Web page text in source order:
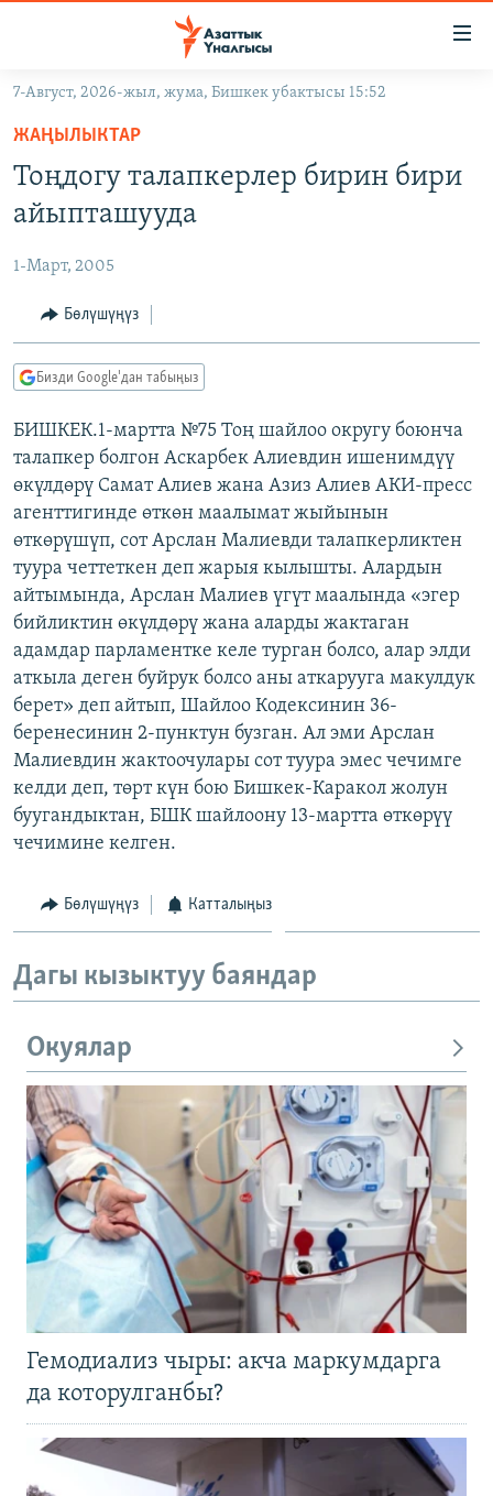
Навигацияга
өтүңүз
Издөөгө
салыңызКЫРГЫЗСТАН
ЭКОНОМИКА
МАДАНИЯТ
ДҮЙНӨ
БОРБОР АЗИЯ
АТАЙЫН ИЛИКТӨӨ
ТВ ПРОГРАММАЛАР
ЭКСПЕРТТЕР ТАЛДАЙТ
БИЗ ЖАНА ДҮЙНӨ
ДАНИСТЕ
ЭЖЕ-СИҢДИЛЕР
АЗАТТЫК+
ЫҢГАЙСЫЗ СУРООЛОР
ӨЗГӨЧӨ ПИКИР
Русский
ОНЛАЙН ШЕРИНЕ
ЭЕ/АРнун бардык сайттары
7-Август, 2026-жыл, жума, Бишкек убактысы 15:52
ЖАҢЫЛЫКТАР
Тоңдогу талапкерлер бирин бири
айыпташууда
1-Март, 2005
Бөлүшүңүз
Бизди Google'дан табыңыз
БИШКЕК.1-мартта №75 Тоң шайлоо округу боюнча
талапкер болгон Аскарбек Алиевдин ишенимдүү
өкүлдөрү Самат Алиев жана Азиз Алиев АКИ-пресс
агенттигинде өткөн маалымат жыйынын
өткөрүшүп, сот Арслан Малиевди талапкерликтен
туура четтеткен деп жарыя кылышты. Алардын
айтымында, Арслан Малиев үгүт маалында «эгер
бийликтин өкүлдөрү жана аларды жактаган
адамдар парламентке келе турган болсо, алар элди
аткыла деген буйрук болсо аны аткарууга макулдук
берет» деп айтып, Шайлоо Кодексинин 36-
беренесинин 2-пунктун бузган. Ал эми Арслан
Малиевдин жактоочулары сот туура эмес чечимге
келди деп, төрт күн бою Бишкек-Каракол жолун
буугандыктан, БШК шайлоону 13-мартта өткөрүү
чечимине келген.
Бөлүшүңүз Катталыңыз
Дагы кызыктуу баяндар
Окуялар
Гемодиализ чыры: акча маркумдарга
да которулганбы?